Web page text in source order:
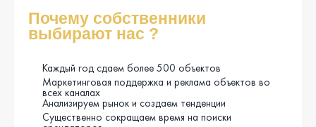
Почему собственники
выбирают нас ?
Каждый год сдаем более 500 объектов
Маркетинговая поддержка и реклама объектов во
всех каналах
Анализируем рынок и создаем тенденции
Существенно сокращаем время на поиски